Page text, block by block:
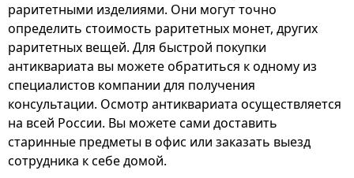
раритетными изделиями. Они могут точно
определить стоимость раритетных монет, других
раритетных вещей. Для быстрой покупки
антиквариата вы можете обратиться к одному из
специалистов компании для получения
консультации. Осмотр антиквариата осуществляется
на всей России. Вы можете сами доставить
старинные предметы в офис или заказать выезд
сотрудника к себе домой.